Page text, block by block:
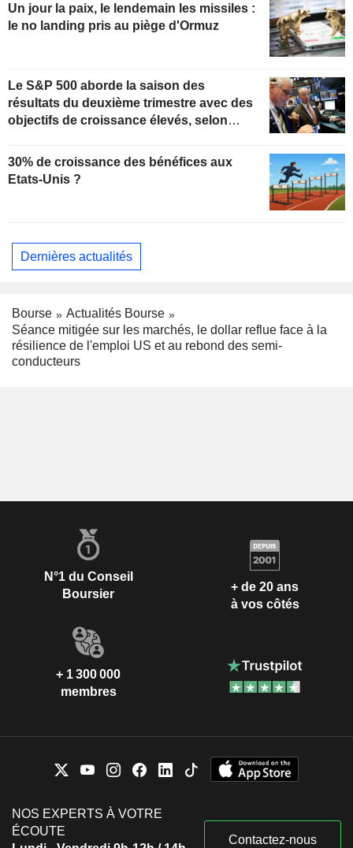
Un jour la paix, le lendemain les missiles :
le no landing pris au piège d'Ormuz
Le S&P 500 aborde la saison des
résultats du deuxième trimestre avec des
objectifs de croissance élevés, selon
30% de croissance des bénéfices aux
Etats-Unis ?
Dernières actualités
Bourse
Actualités Bourse
Séance mitigée sur les marchés, le dollar reflue face à la
résilience de l'emploi US et au rebond des semi-
conducteurs
N°1 du Conseil
Boursier
+ de 20 ans
à vos côtés
+ 1 300 000
membres
NOS EXPERTS À VOTRE
ÉCOUTE
Contactez-nous